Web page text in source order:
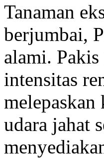
Tanaman
berjumbai,
alami.
intensitas
melepaskan
udara jahat